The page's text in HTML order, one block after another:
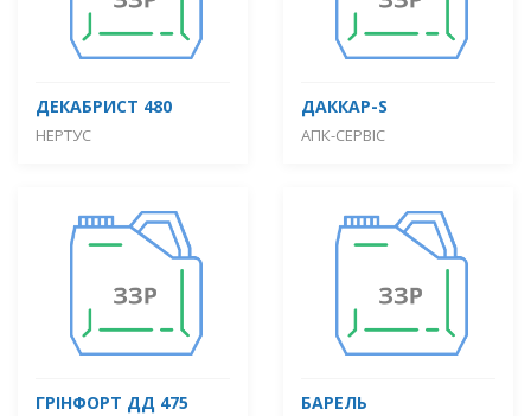
ДЕКАБРИСТ 480
НЕРТУС
ДАККАР-S
АПК-СЕРВІС
ГРІНФОРТ ДД 475 БАРЕЛЬ